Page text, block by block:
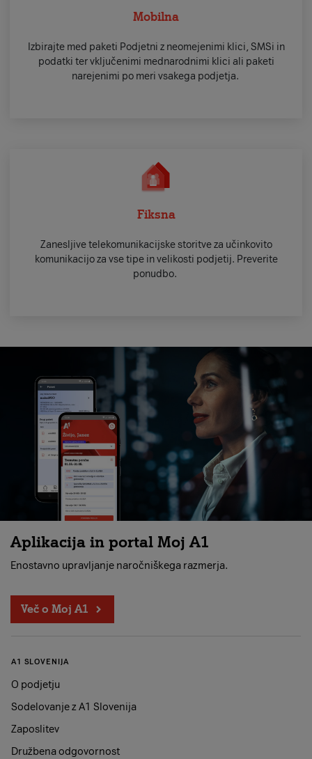
Mobilna
Izbirajte med paketi Podjetni z neomejenimi klici, SMSi in
podatki ter vključenimi mednarodnimi klici ali paketi
narejenimi po meri vsakega podjetja.
Fiksna
Zanesljive telekomunikacijske storitve za učinkovito
komunikacijo za vse tipe in velikosti podjetij. Preverite
ponudbo.
Aplikacija in portal Moj A1
Enostavno upravljanje naročniškega razmerja.
Več o Moj A1
A1 SLOVENIJA
O podjetju
Sodelovanje z A1 Slovenija
Zaposlitev
Družbena odgovornost